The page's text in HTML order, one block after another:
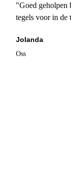
"Goed geholpen
tegels voor in de
Jolanda
Oss